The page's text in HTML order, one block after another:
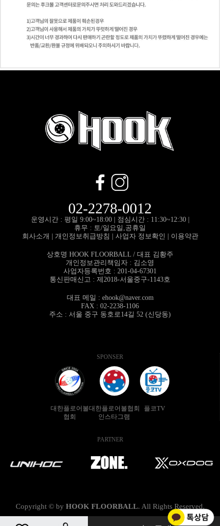
02-2278-0012
운영시간 : 평일 9:00~18:00 | 점심시간 : 11:30~12:30 |
휴무 : 토/일요일,공휴일
회사소개
개인정보취급방침 사업자 정보확인 이용약관
상호명 HOOK FLOORBALL / 대표 김황주
개인정보관리책임자 : 김소영
사업자등록번호 : 201-04-67301
통신판매신고 : 제2018-서울중구-1143호
대표 메일 : ehook@naver.com
FAX : 02-2238-1106
주소 : 서울 중구 동호로14길 52 (신당동)
SPONSER
대한플로어볼
협회
대한플로어볼협회
인스타그램
플코TV
PARTNER
Copyright © by HOOK FLOORBALL. All Rights Reserved.